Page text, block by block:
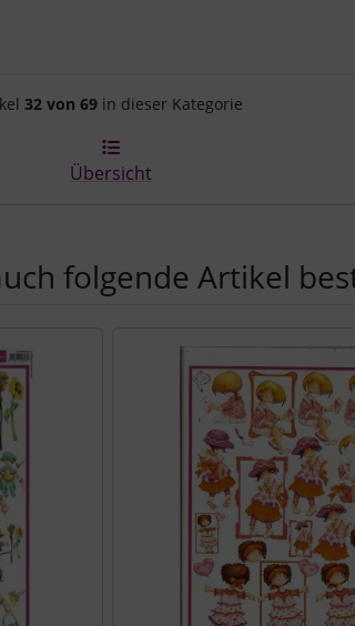
Artikelnavigation innerhalb
32 von 69 in dieser Kategorie
Übersicht
folgende Artikel